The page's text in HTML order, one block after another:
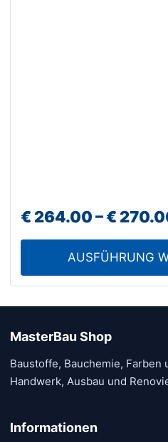
€264.00–€
AUSFÜHRUNG
MasterBau Shop
Baustoffe, Bauchemie, Farben
Handwerk, Ausbau und
Informationen